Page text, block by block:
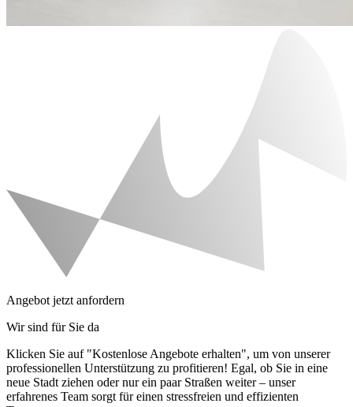
Angebot jetzt anfordern
Wir sind für Sie da
Klicken Sie auf "Kostenlose Angebote erhalten", um von unserer
professionellen Unterstützung zu profitieren! Egal, ob Sie in eine
neue Stadt ziehen oder nur ein paar Straßen weiter – unser
erfahrenes Team sorgt für einen stressfreien und effizienten